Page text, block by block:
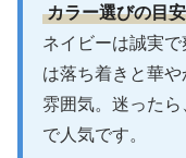
カラー選びの目安
ネイビーは誠実
は落ち着きと華
雰囲気。迷った
で人気です。